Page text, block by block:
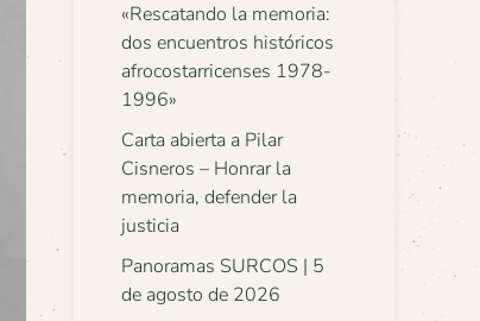
«Rescatando la memoria:
dos encuentros históricos
afrocostarricenses 1978-
1996»
Carta abierta a Pilar
Cisneros – Honrar la
memoria, defender la
justicia
Panoramas SURCOS | 5
de agosto de 2026